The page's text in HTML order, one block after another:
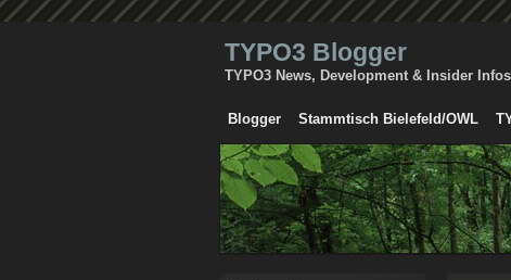
TYPO3 Blogger
TYPO3 News, Development & Insider Infos
Blogger Stammtisch Bielefeld/OWL